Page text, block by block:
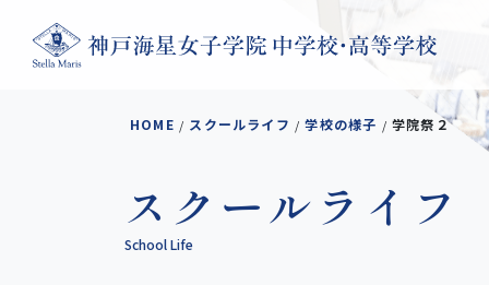
HOME / スクールライフ / 学校の様子 / 学院祭２
スクールライフ
School Life